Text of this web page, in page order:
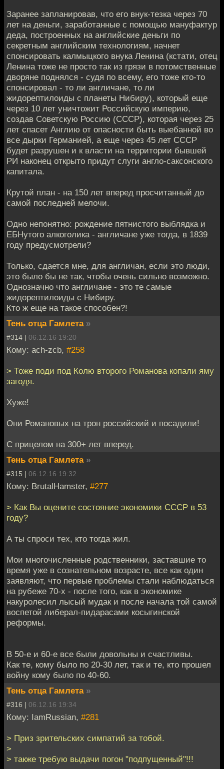
Заранее запланировав, что его внук-тезка через 70
лет на деньги, заработанные с помощью мануфактур
деда, построенных на английские деньги по
секретным английским технологиям, начнет
спонсировать калмыцкого внука Ленина (кстати, отец
Ленина тоже не просто так из грязи в потомственные
дворяне поднялся - судя по всему, его тоже кто-то
спонсировал - то ли англичане, то ли
жидорептилоиды с планеты Нибиру), который еще
через 10 лет уничтожит Российскую империю,
создав Советскую Россию (СССР), которая через 25
лет спасет Англию от опасности быть выебанной во
все дырки Германией, а еще через 45 лет СССР
будет разрушен и к власти на территории бывшей
РИ наконец открыто придут слуги англо-саксонского
капитала.
Крутой план - на 150 лет вперед просчитанный до
самой последней мелочи.
Одно непонятно: рождение пятнистого выблядка и
ЕБНутого алкоголика - англичане уже тогда, в 1839
году предусмотрели?
Только, сдается мне, для англичан, если это люди,
это было бы не так, чтобы очень сильно возможно.
Однозначно что англичане - это те самые
жидорептилоиды с Нибиру.
Кто ж еще на такое способен?!
Тень отца Гамлета »
#314 | 06.12.16 19:20
Кому: ach-zcb, #258
> Тоже поди под Колю второго Романова копали яму
загодя.
Хуже!
Они Романовых на трон российский и посадили!
С прицелом на 300+ лет вперед.
Тень отца Гамлета »
#315 | 06.12.16 19:32
Кому: BrutalHamster, #277
> Как Вы оцените состояние экономики СССР в 53
году?
А ты спроси тех, кто тогда жил.
Мои многочисленные родственники, заставшие то
время уже в сознательном возрасте, все как один
заявляют, что первые проблемы стали наблюдаться
на рубеже 70-х - после того, как в экономике
накуролесил лысый мудак и после начала той самой
воспетой либерал-пидарасами косыгинской
реформы.
В 50-е и 60-е все были довольны и счастливы.
Как те, кому было по 20-30 лет, так и те, кто прошел
войну кому было по 40-60.
Тень отца Гамлета »
#316 | 06.12.16 19:34
Кому: IamRussian, #281
> Приз зрительских симпатий за тобой.
>
> также требую выдачи погон "подпущенный"!!!